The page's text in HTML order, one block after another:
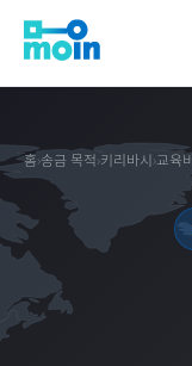
홈›송금 목적›키리바시 ›교육비